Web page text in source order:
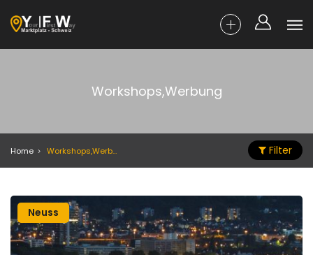
Workshops,Werbung
Home Workshops,Werbung Filter
Neuss